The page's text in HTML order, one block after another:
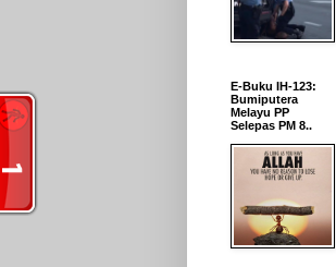
E-Buku IH-123:
Bumiputera
Melayu PP
Selepas PM 8..